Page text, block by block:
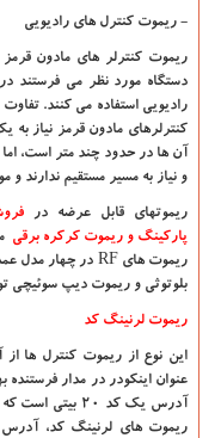
- ریموت کنترل های رادیویی
ریموت کنترلر های مادون
دستگاه مورد نظر می فرستند
رادیویی استفاده می کنند.
کنترلرهای مادون قرمز نیاز به
آن ها در حدود چند متر است، اما
و نیاز به مسیر مستقیم ندارند و
ریموتهای قابل عرضه در
پارکینگ و ریموت کرکره برقی
ریموت های RF در چهار مدل
بلوتوثی و ریموت دیپ سوئیچی
ریموت لرنینگ کد
این نوع از ریموت کنترل ها
عنوان اینکودر در مدار
ریموت های لرنینگ کد، آدرس